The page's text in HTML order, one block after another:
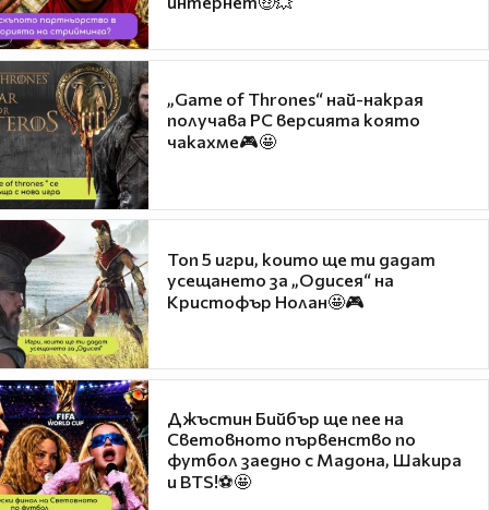
„Game of Thrones“ най-накрая
получава PC версията която
чакахме🎮🤩
Топ 5 игри, които ще ти дадат
усещането за „Одисея“ на
Кристофър Нолан🤩🎮
Джъстин Бийбър ще пее на
Световното първенство по
футбол заедно с Мадона, Шакира
и BTS!⚽🤩